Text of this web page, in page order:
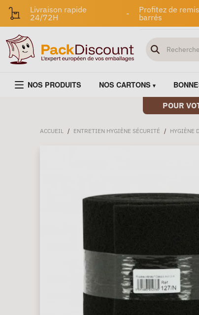
Livraison rapide
24/72H
-
Profitez de
barrés
NOS PRODUITS NOS CARTONS
POUR
ACCUEIL / ENTRETIEN HYGIÈNE SÉCURITÉ / HYGIÈNE